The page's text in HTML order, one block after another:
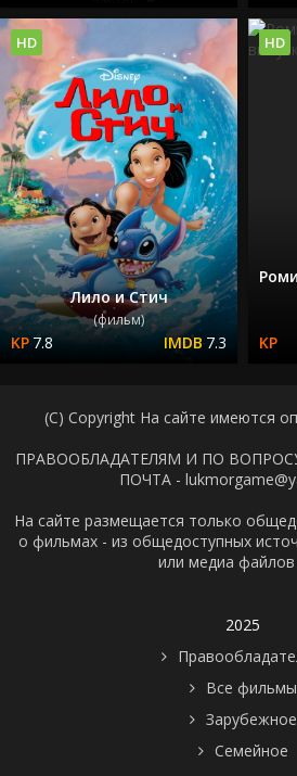
Лило и Стич
(фильм)
7.8 7.3
HD HD
(C) Copyright На сайте имеются
ПРАВООБЛАДАТЕЛЯМ И ПО
ПОЧТА -
На сайте размещается только
о фильмах - из общедоступных
или медиа файлов
2025
Все фильмы
Зарубежное
Семейное